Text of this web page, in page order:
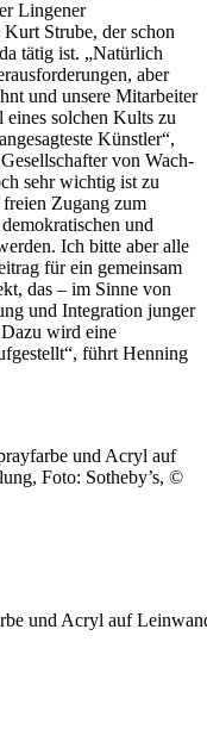
Lingener
Strube, der schon
tätig ist. „Natürlich
aber
und unsere Mitarbeiter
eines solchen Kults zu
Künstler“,
von Wach-
sehr wichtig ist zu
Zugang zum
und
Ich bitte aber alle
für ein gemeinsam
das – im Sinne von
und Integration junger
wird eine
führt Henning
und Acryl auf
Foto: Sotheby’s, ©
und Acryl auf